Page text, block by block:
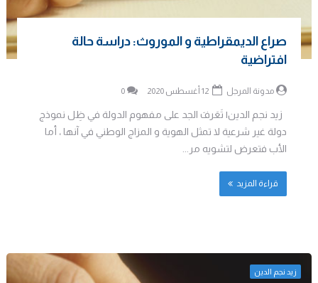
صراع الديمقراطية و الموروث: دراسة حالة
افتراضية
مدونة المرجل 0
زيد نجم الدين| تَعَرفَ الجد على مفهوم الدولة في ظِل نموذج
دولة غير شرعية لا تمثل الهوية و المزاج الوطني في آنها ، أما
الأب فتعرض لتشويه مر...
قراءة المزيد
زيد نجم الدين